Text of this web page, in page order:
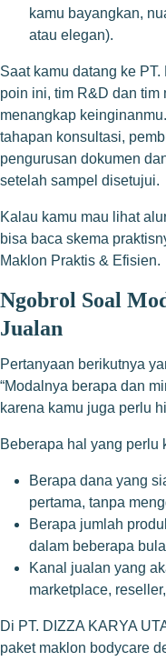
kamu bayangkan,
atau elegan).
Saat kamu datang ke
poin ini, tim R&D dan
menangkap
tahapan konsultasi,
pengurusan dokumen
setelah sampel disetujui.
Kalau kamu mau lihat
bisa baca skema
Maklon Praktis & Efisien.
Ngobrol Soal
Jualan
Pertanyaan berikutnya
“Modalnya berapa dan
karena kamu juga perlu
Beberapa hal yang perlu
Berapa dana yang
pertama, tanpa
Berapa jumlah
dalam beberapa
Kanal jualan yang
marketplace,
Di PT. DIZZA KARYA
paket maklon bodycare